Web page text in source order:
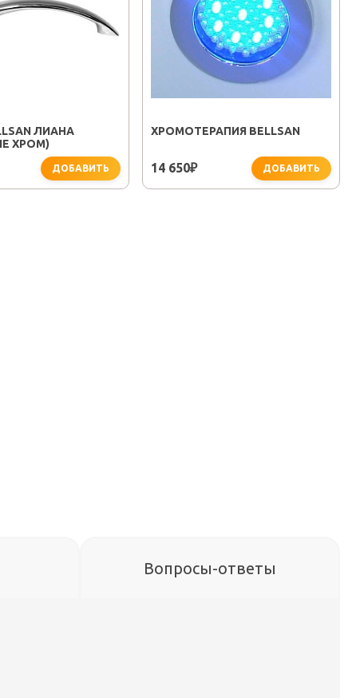
ЛИАНА
ХРОМ)
ДОБАВИТЬ
ХРОМОТЕРАПИЯ BELLSAN
14 650₽ ДОБАВИТЬ
Вопросы-ответы